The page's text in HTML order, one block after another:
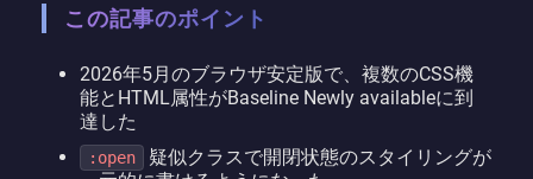
この記事のポイント
2026年5月のブラウザ安定版で、複数のCSS機
能とHTML属性がBaseline Newly availableに到
達した
:open
疑似クラスで開閉状態のスタイリングが